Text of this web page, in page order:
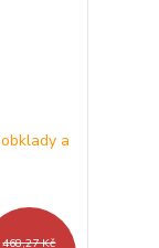
468,27 Kč